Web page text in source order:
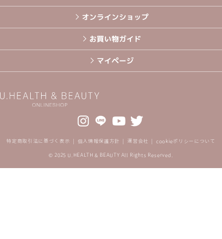
オンラインショップ
お買い物ガイド
マイページ
© 2025 U.HEALTH & BEAUTY All Rights Reserved.
特定商取引法に基づく表示 個人情報保護方針 運営会社 cookieポリシーについて